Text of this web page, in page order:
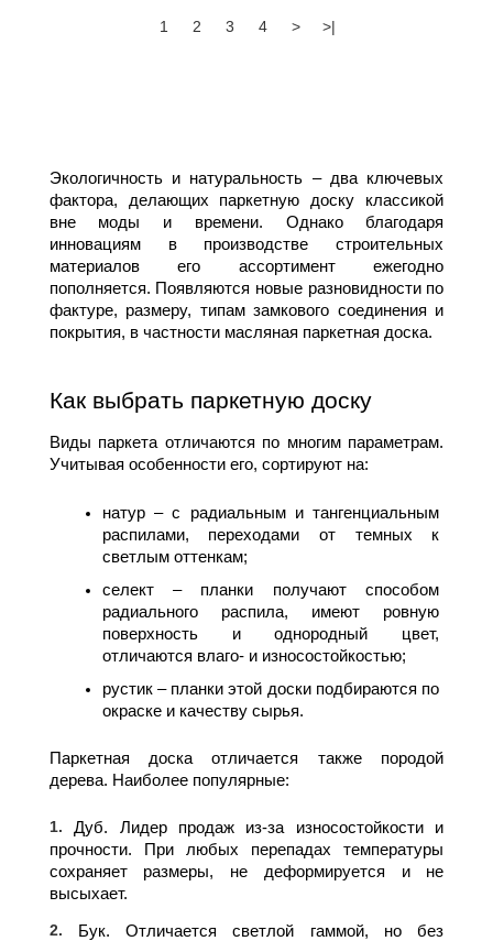
1 2 3 4 > >|
Экологичность и натуральность – два ключевых
фактора, делающих паркетную доску классикой
вне моды и времени. Однако благодаря
инновациям в производстве строительных
материалов его ассортимент ежегодно
пополняется. Появляются новые разновидности по
фактуре, размеру, типам замкового соединения и
покрытия, в частности масляная паркетная доска.
Как выбрать паркетную доску
Виды паркета отличаются по многим параметрам.
Учитывая особенности его, сортируют на:
натур – с радиальным и тангенциальным
распилами, переходами от темных к
светлым оттенкам;
селект – планки получают способом
радиального распила, имеют ровную
поверхность и однородный цвет,
отличаются влаго- и износостойкостью;
рустик – планки этой доски подбираются по
окраске и качеству сырья.
Паркетная доска отличается также породой
дерева. Наиболее популярные:
Дуб. Лидер продаж из-за износостойкости и
прочности. При любых перепадах температуры
сохраняет размеры, не деформируется и не
высыхает.
Бук. Отличается светлой гаммой, но без